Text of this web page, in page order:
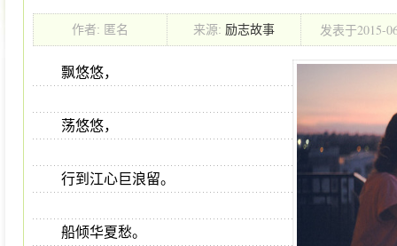
作者: 匿名 来源: 励志故事 发表于2015-
00:00:00
飘悠悠，
荡悠悠，
行到江心巨浪留。
船倾华夏愁。